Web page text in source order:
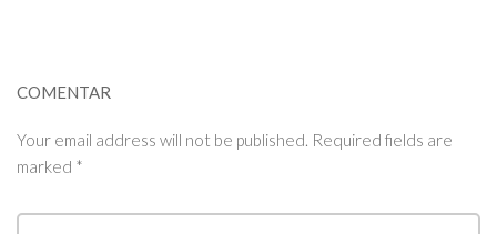
COMENTAR
Your email address will not be published. Required fields are
marked *